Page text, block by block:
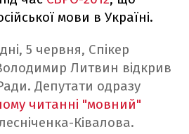
мови в Україні.
5 червня, Спікер
Литвин відкрив
Депутати одразу
читанні "мовний"
Ківалова.